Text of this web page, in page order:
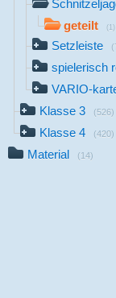
geteilt (1)
Setzleiste
spielerisch
VARIO-
Klasse 3 (526)
Klasse 4 (420)
Material (14)